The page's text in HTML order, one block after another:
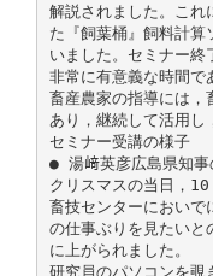
解説されました。これ
た『飼葉桶』飼料計算
いました。セミナー終
非常に有意義な時間で
畜産農家の指導には，
あり，継続して活用し
セミナー受講の様子
● 湯﨑英彦広島県知事
クリスマスの当日，
畜技センターにおいで
の仕事ぶりを見たいと
に上がられました。
研究員のパソコンを覗